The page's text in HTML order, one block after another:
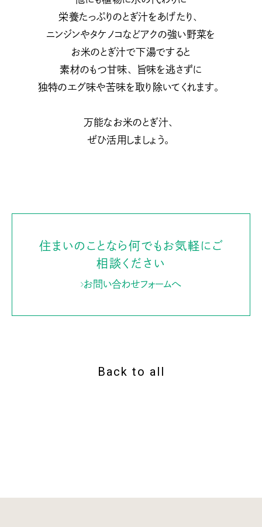
栄養たっぷりのとぎ汁をあげたり、
ニンジンやタケノコなどアクの強い野菜を
お米のとぎ汁で下湯ですると
素材のもつ甘味、旨味を逃さずに
独特のエグ味や苦味を取り除いてくれます。
万能なお米のとぎ汁、
ぜひ活用しましょう。
住まいのことなら何でもお気軽にご
相談ください
お問い合わせフォームへ
Back to all